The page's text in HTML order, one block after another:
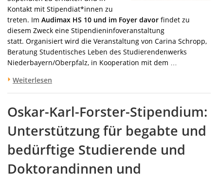
Kontakt mit Stipendiat*innen zu
treten. Im Audimax HS 10 und im Foyer davor findet zu
diesem Zweck eine Stipendieninfoveranstaltung
statt. Organisiert wird die Veranstaltung von Carina Schropp,
Beratung Studentisches Leben des Studierendenwerks
Niederbayern/Oberpfalz, in Kooperation mit dem …
Weiterlesen
Oskar-Karl-Forster-Stipendium:
Unterstützung für begabte und
bedürftige Studierende und
Doktorandinnen und